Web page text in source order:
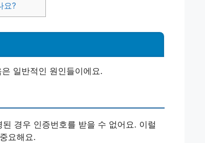
요?
일반적인 원인들이에요.
경우 인증번호를 받을 수 없어요. 이럴
요해요.